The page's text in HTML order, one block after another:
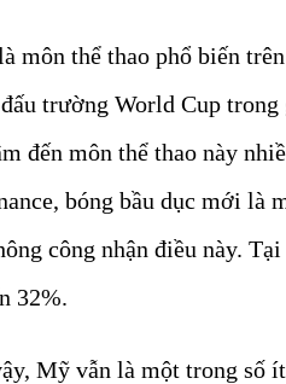
môn thể thao phổ biến
trường World Cup
đến môn thể thao này
bóng bầu dục mới là
công nhận điều này.
32%.
Mỹ vẫn là một trong số